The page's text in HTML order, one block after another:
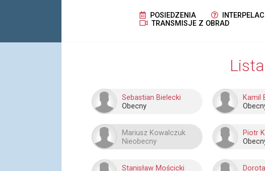
POSIEDZENIA
TRANSMISJE Z OBRAD
Sebastian Bielecki
Obecny
Kamil
Mariusz Kowalczuk
Nieobecny
Stanisław Mościcki